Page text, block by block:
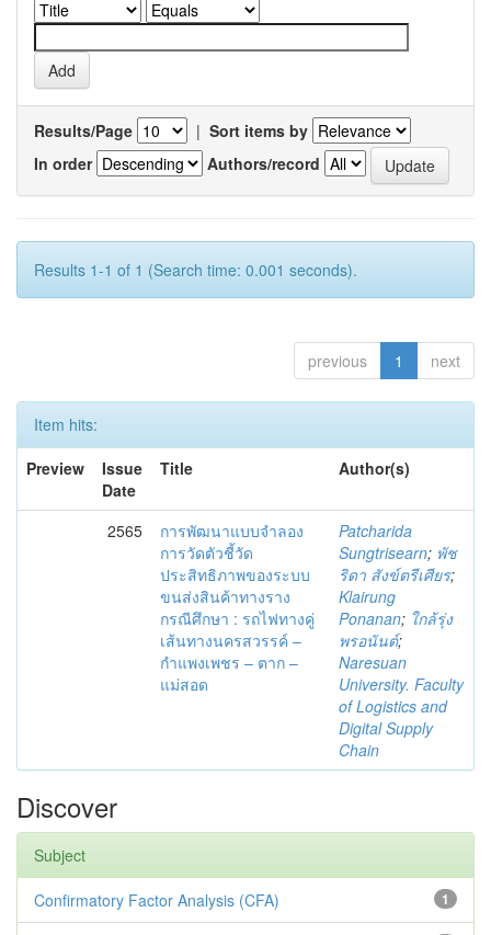
Results/Page | Sort items by
In order
Authors/record
Results 1-1 of 1 (Search time: 0.001 seconds).
previous 1 next
Item hits:
Preview
Issue
Date
Title Author(s)
2565
การพัฒนาแบบจำลอง
การวัดตัวชี้วัด
ประสิทธิภาพของระบบ
ขนส่งสินค้าทางราง
กรณีศึกษา : รถไฟทางคู่
เส้นทางนครสวรรค์ –
กำแพงเพชร – ตาก –
แม่สอด
Patcharida
Sungtrisearn; พัช
ริดา สังข์ตรีเศียร;
Klairung
Ponanan; ใกล้รุ่ง
พรอนันต์;
Naresuan
University. Faculty
of Logistics and
Digital Supply
Chain
Discover
Subject
1
Confirmatory Factor Analysis (CFA)